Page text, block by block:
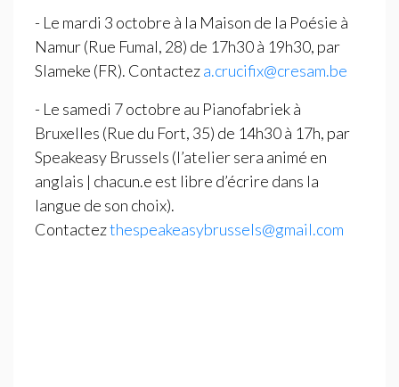
- Le mardi 3 octobre à la Maison de la Poésie à
Namur (Rue Fumal, 28) de 17h30 à 19h30, par
Slameke (FR). Contacteza.crucifix@cresam.be
- Le samedi 7 octobre au Pianofabriek à
Bruxelles (Rue du Fort, 35) de 14h30 à 17h, par
Speakeasy Brussels (l’atelier sera animé en
anglais | chacun.e est libre d’écrire dans la
langue de son choix).
Contactezthespeakeasybrussels@gmail.com